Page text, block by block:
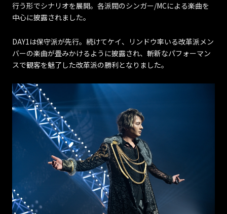
行う形でシナリオを展開。各派閥のシンガー/MCによる楽曲を
中心に披露されました。
DAY1は保守派が先行。続けてケイ、リンドウ率いる改革派メン
バーの楽曲が畳みかけるように披露され、斬新なパフォーマン
スで観客を魅了した改革派の勝利となりました。